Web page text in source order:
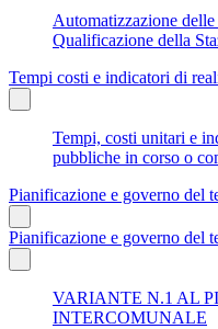
Automatizzazione
Qualificazione della
Tempi costi e indicatori di
Tempi, costi unitari e
pubbliche in corso o
Pianificazione e governo del
Pianificazione e governo del
VARIANTE N.1 AL
INTERCOMUNALE